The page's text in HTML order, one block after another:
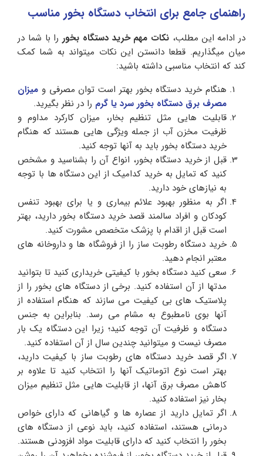
راهنمای جامع برای انتخاب دستگاه بخور مناسب
در ادامه این مطلب، نکات مهم خرید دستگاه بخور را با شما در
میان میگذاریم. قطعا دانستن این نکات میتواند به شما کمک
کند که انتخاب مناسبی داشته باشید:
هنگام خرید دستگاه بخور بهتر است توان مصرفی و میزان
مصرف برق دستگاه بخور سرد یا گرم را در نظر بگیرید.
قابلیت هایی مثل تنظیم بخار، میزان کارکرد مداوم و
ظرفیت مخزن آب از جمله ویژگی هایی هستند که هنگام
خرید دستگاه بخور باید به آنها توجه کنید.
قبل از خرید دستگاه بخور، انواع آن را بشناسید و مشخص
کنید که تمایل به خرید کدامیک از این دستگاه ها با توجه
به نیازهای خود دارید.
اگر به منظور بهبود علائم بیماری و یا برای بهبود تنفس
کودکان و افراد سالمند قصد خرید دستگاه بخور دارید، بهتر
است قبل از اقدام با پزشک متخصص مشورت کنید.
خرید دستگاه رطوبت ساز را از فروشگاه ها و داروخانه های
معتبر انجام دهید.
سعی کنید دستگاه بخور با کیفیتی خریداری کنید تا بتوانید
مدتها از آن استفاده کنید. برخی از دستگاه های بخور را از
پلاستیک های بی کیفیت می سازند که هنگام استفاده از
آنها بوی نامطبوع به مشام می رسد. بنابراین به جنس
دستگاه و ظرفیت آن توجه کنید؛ زیرا این دستگاه یک بار
مصرف نیست و میتوانید چندین سال از آن استفاده کنید.
اگر قصد خرید دستگاه های رطوبت ساز با کیفیت دارید،
بهتر است نوع اتوماتیک آنها را انتخاب کنید تا علاوه بر
کاهش مصرف برق آنها، از قابلیت هایی مثل تنظیم میزان
بخار نیز استفاده کنید.
اگر تمایل دارید از عصاره ها و گیاهانی که دارای خواص
درمانی هستند، استفاده کنید، باید نوعی از دستگاه های
بخور را انتخاب کنید که دارای قابلیت مواد افزودنی هستند.